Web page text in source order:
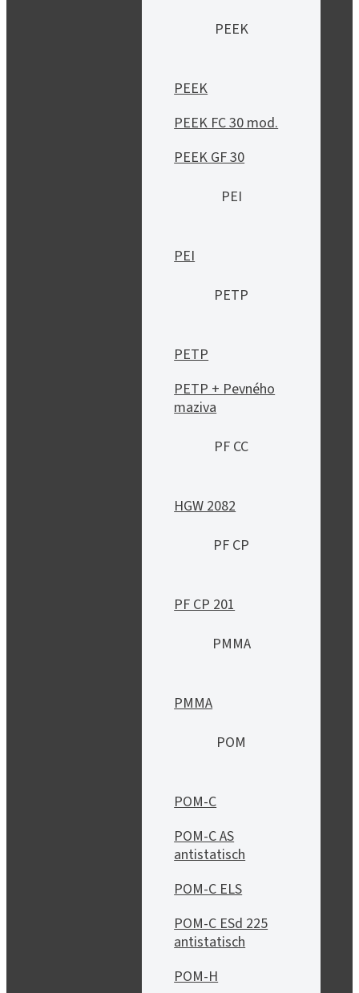
PEEK
PEEK
PEEK FC 30 mod.
PEEK GF 30
PEI
PEI
PETP
PETP
PETP + Pevného
maziva
PF CC
HGW 2082
PF CP
PF CP 201
PMMA
PMMA
POM
POM-C
POM-C AS
antistatisch
POM-C ELS
POM-C ESd 225
antistatisch
POM-H